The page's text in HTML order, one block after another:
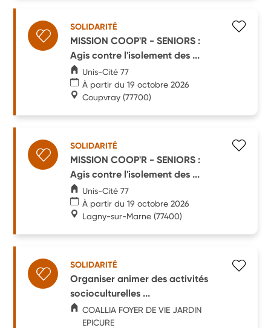
SOLIDARITÉ
MISSION COOP'R - SENIORS :
Agis contre l'isolement des ...
Unis-Cité 77
À partir du 19 octobre 2026
Coupvray (77700)
SOLIDARITÉ
MISSION COOP'R - SENIORS :
Agis contre l'isolement des ...
Unis-Cité 77
À partir du 19 octobre 2026
Lagny-sur-Marne (77400)
SOLIDARITÉ
Organiser animer des activités
socioculturelles ...
COALLIA FOYER DE VIE JARDIN
EPICURE